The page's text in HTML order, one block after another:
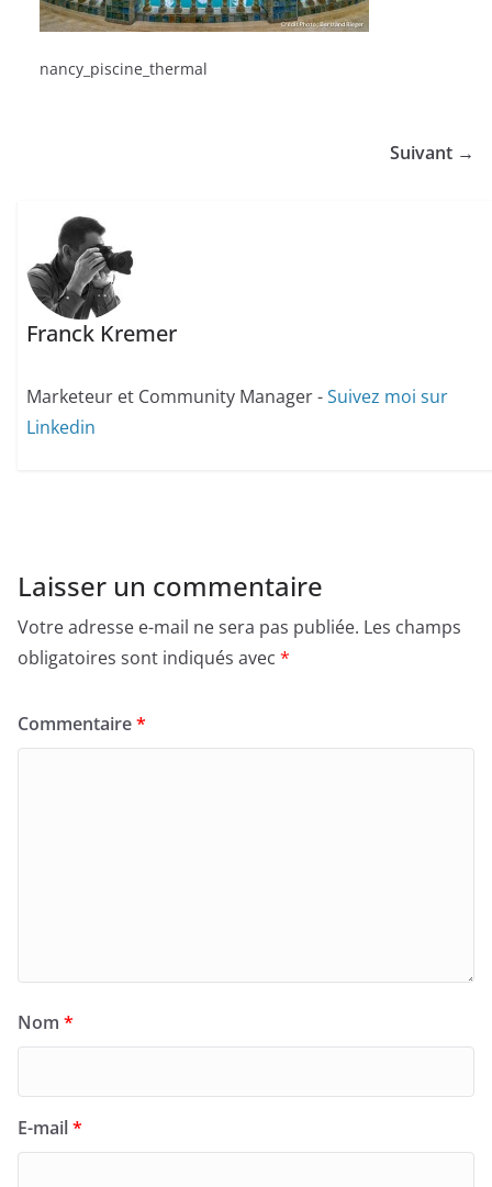
nancy_piscine_thermal
Suivant →
Franck Kremer
Marketeur et Community Manager -Suivez moi sur
Linkedin
Laisser un commentaire
Votre adresse e-mail ne sera pas publiée. Les champs
obligatoires sont indiqués avec *
Commentaire*
Nom *
E-mail*